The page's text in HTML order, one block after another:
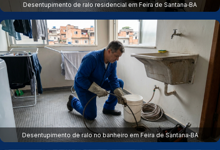
Desentupimento de ralo residencial em Feira de Santana‑BA
Desentupimento de ralo no banheiro em Feira de Santana‑BA